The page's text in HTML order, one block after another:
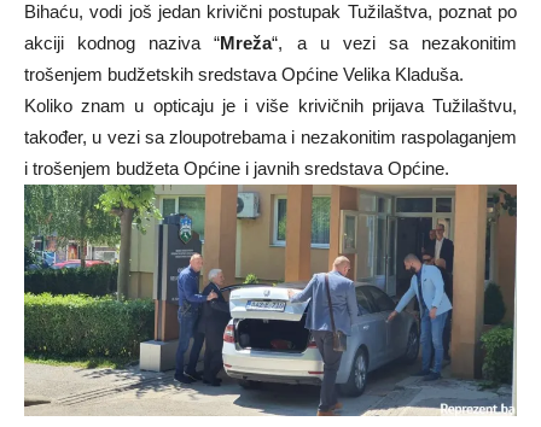
Bihaću, vodi još jedan krivični postupak Tužilaštva, poznat po
akciji kodnog naziva “Mreža“, a u vezi sa nezakonitim
trošenjem budžetskih sredstava Općine Velika Kladuša.
Koliko znam u opticaju je i više krivičnih prijava Tužilaštvu,
također, u vezi sa zloupotrebama i nezakonitim raspolaganjem
i trošenjem budžeta Općine i javnih sredstava Općine.